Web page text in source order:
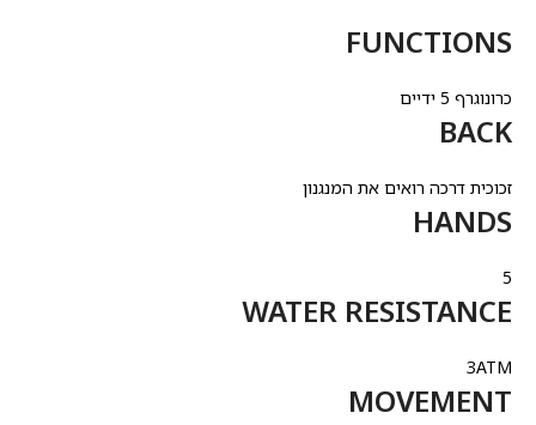
FUNCTIONS
כרונוגרף 5 ידיים
BACK
זכוכית דרכה רואים את המנגנון
HANDS
5
WATER RESISTANCE
3ATM
MOVEMENT